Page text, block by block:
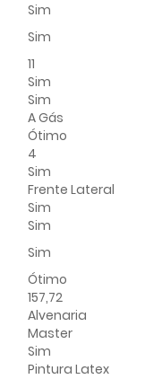
Sim
Sim
11
Sim
Sim
A Gás
Ótimo
4
Sim
Frente Lateral
Sim
Sim
Sim
Ótimo
157,72
Alvenaria
Master
Sim
Pintura Latex